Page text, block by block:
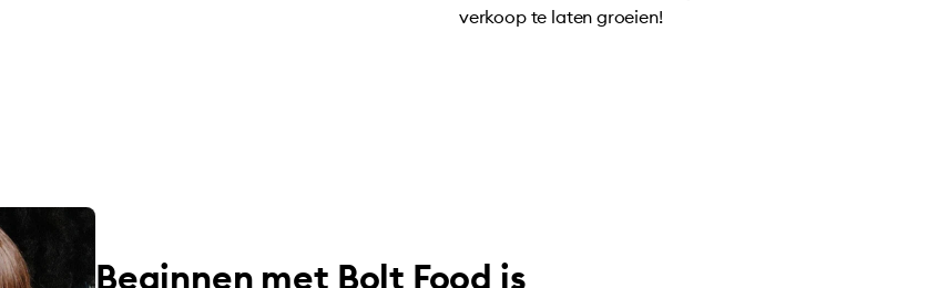
verkoop te laten groeien!
Beginnen met Bolt Food is